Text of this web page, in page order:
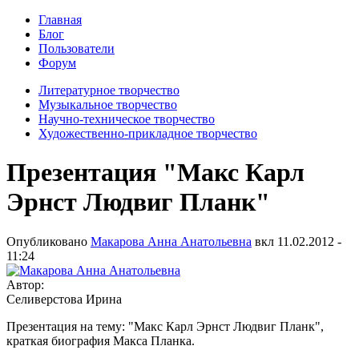
Главная
Блог
Пользователи
Форум
Литературное творчество
Музыкальное творчество
Научно-техническое творчество
Художественно-прикладное творчество
Презентация "Макс Карл
Эрнст Людвиг Планк"
Опубликовано Макарова Анна Анатольевна вкл 11.02.2012 -
11:24
Автор:
Селиверстова Ирина
Презентация на тему: "Макс Карл Эрнст Людвиг Планк",
краткая биография Макса Планка.